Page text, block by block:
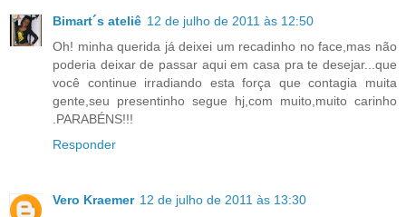
Bimart´s ateliê 12 de julho de 2011 às 12:50
Oh! minha querida já deixei um recadinho no face,mas não
poderia deixar de passar aqui em casa pra te desejar...que
você continue irradiando esta força que contagia muita
gente,seu presentinho segue hj,com muito,muito carinho
.PARABÉNS!!!
Responder
Vero Kraemer 12 de julho de 2011 às 13:30